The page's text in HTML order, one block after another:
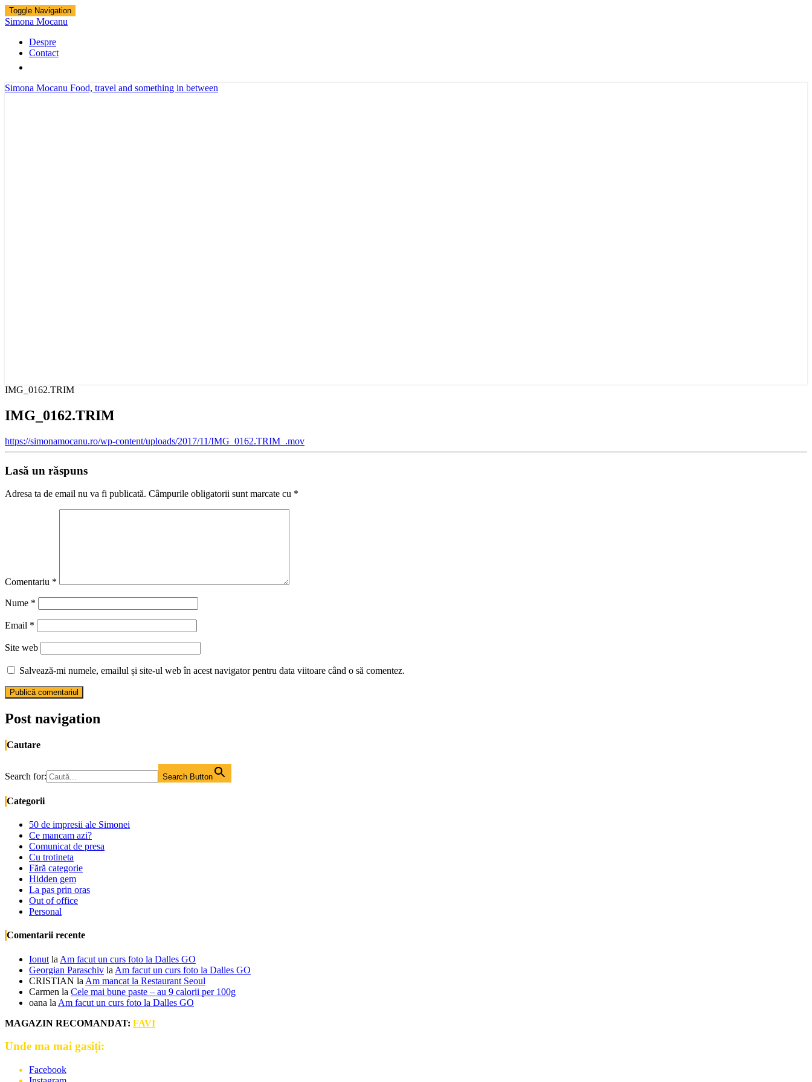
Toggle Navigation
Simona Mocanu
Despre
Contact
Simona Mocanu Food, travel and something in between
IMG_0162.TRIM
IMG_0162.TRIM
https://simonamocanu.ro/wp-content/uploads/2017/11/IMG_0162.TRIM_.mov
Lasă un răspuns
Adresa ta de email nu va fi publicată. Câmpurile obligatorii sunt marcate cu *
Comentariu *
Nume *
Email *
Site web
Salvează-mi numele, emailul și site-ul web în acest navigator pentru data viitoare când o să comentez.
Post navigation
Cautare
Search for: Search Button
Categorii
50 de impresii ale Simonei
Ce mancam azi?
Comunicat de presa
Cu trotineta
Fără categorie
Hidden gem
La pas prin oras
Out of office
Personal
Comentarii recente
Ionut la Am facut un curs foto la Dalles GO
Georgian Paraschiv la Am facut un curs foto la Dalles GO
CRISTIAN la Am mancat la Restaurant Seoul
Carmen la Cele mai bune paste – au 9 calorii per 100g
oana la Am facut un curs foto la Dalles GO
MAGAZIN RECOMANDAT: FAVI
Unde ma mai gasiți:
Facebook